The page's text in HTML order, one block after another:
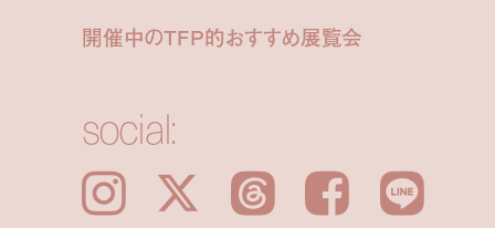
開催中のTFP的おすすめ展覧会
social:
Instagram 𝕏 Threads Facebook LINE